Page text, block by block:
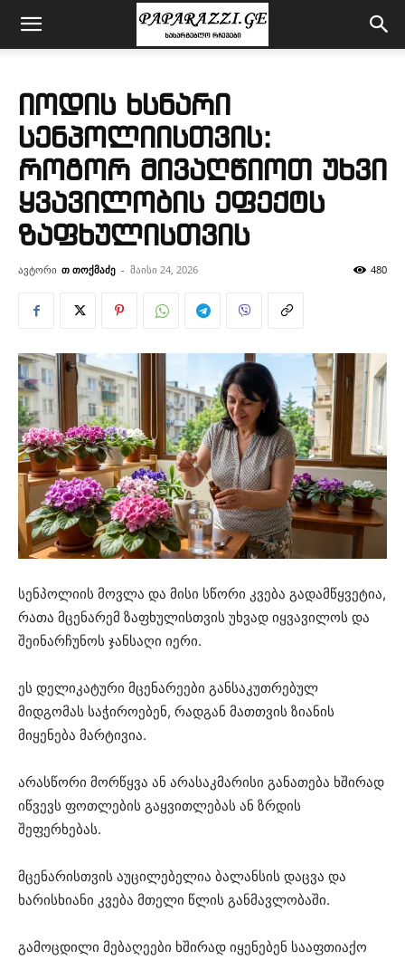
იოდის ხსნარი
სენპოლიისთვის:
როგორ მივაღწიოთ უხვი
ყვავილობის ეფექტს
ზაფხულისთვის
ავტორი თ თოქმაძე - მაისი 24, 2026 480
სენპოლიის მოვლა და მისი სწორი კვება გადამწყვეტია,
რათა მცენარემ ზაფხულისთვის უხვად იყვავილოს და
შეინარჩუნოს ჯანსაღი იერი.
ეს დელიკატური მცენარეები განსაკუთრებულ
მიდგომას საჭიროებენ, რადგან მათთვის ზიანის
მიყენება მარტივია.
არასწორი მორწყვა ან არასაკმარისი განათება ხშირად
იწვევს ფოთლების გაყვითლებას ან ზრდის
შეფერხებას.
მცენარისთვის აუცილებელია ბალანსის დაცვა და
ხარისხიანი კვება მთელი წლის განმავლობაში.
გამოცდილი მებაღეები ხშირად იყენებენ სააფთიაქო